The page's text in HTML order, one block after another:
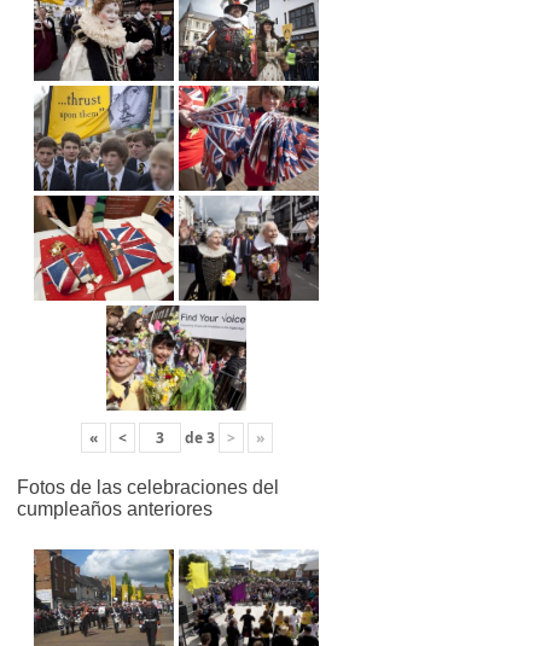
« < de3 > »
Fotos de las celebraciones del
cumpleaños anteriores